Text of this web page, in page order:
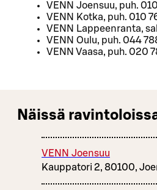
VENN Joensuu, puh.
VENN Kotka, puh. 010
VENN Lappeenranta,
VENN Oulu, puh. 044
VENN Vaasa, puh. 020
Näissä
VENN Joensuu
Kauppatori 2, 80100,